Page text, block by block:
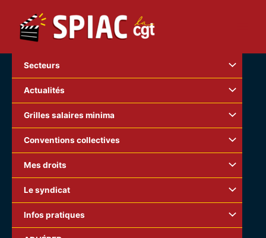
contenu
Secteurs
Actualités
Grilles salaires minima
Conventions collectives
Mes droits
Le syndicat
Infos pratiques